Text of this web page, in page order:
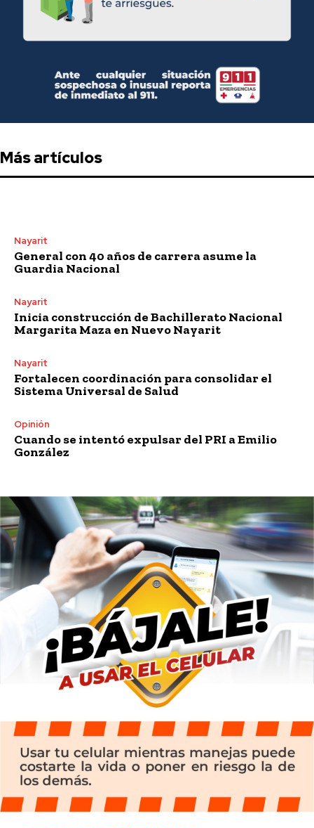
Más artículos
Nayarit
General con 40 años de carrera asume la
Guardia Nacional
Nayarit
Inicia construcción de Bachillerato Nacional
Margarita Maza en Nuevo Nayarit
Nayarit
Fortalecen coordinación para consolidar el
Sistema Universal de Salud
Opinión
Cuando se intentó expulsar del PRI a Emilio
González